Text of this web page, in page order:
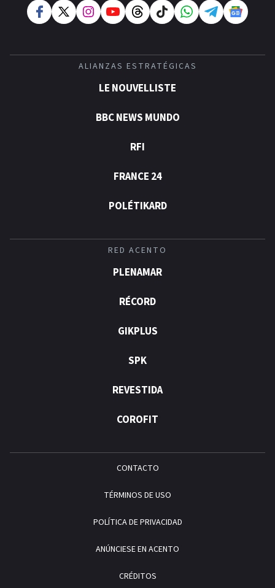
ALIANZAS ESTRATÉGICAS
LE NOUVELLISTE
BBC NEWS MUNDO
RFI
FRANCE 24
POLÉTIKARD
RED ACENTO
PLENAMAR
RÉCORD
GIKPLUS
SPK
REVESTIDA
COROFIT
CONTACTO
TÉRMINOS DE USO
POLÍTICA DE PRIVACIDAD
ANÚNCIESE EN ACENTO
CRÉDITOS